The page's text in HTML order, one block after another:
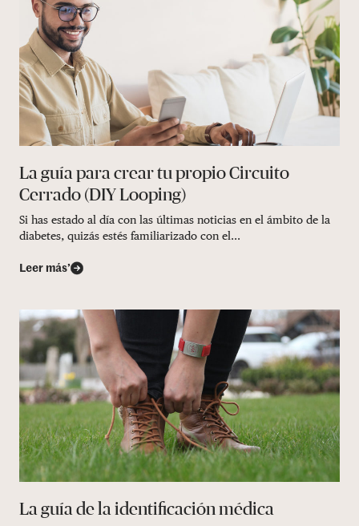
La guía para crear tu propio Circuito
Cerrado (DIY Looping)
Si has estado al día con las últimas noticias en el ámbito de la
diabetes, quizás estés familiarizado con el...
Leer más’
La guía de la identificación médica